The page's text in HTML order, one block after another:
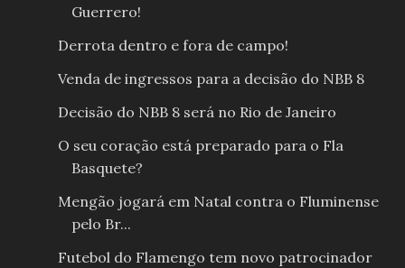
Guerrero!
Derrota dentro e fora de campo!
Venda de ingressos para a decisão do NBB 8
Decisão do NBB 8 será no Rio de Janeiro
O seu coração está preparado para o Fla
Basquete?
Mengão jogará em Natal contra o Fluminense
pelo Br...
Futebol do Flamengo tem novo patrocinador